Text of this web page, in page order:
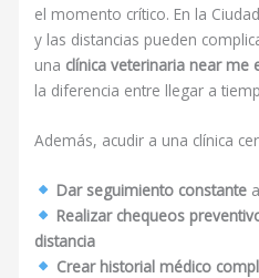
el momento crítico. En la
y las distancias pueden
una clínica veterinaria near me
la diferencia entre llegar a
Además, acudir a una clínica
Dar seguimiento constantea
Realizar chequeos
distancia
Crear historial médico